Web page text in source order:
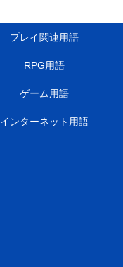
プレイ関連用語
RPG用語
ゲーム用語
インターネット用語